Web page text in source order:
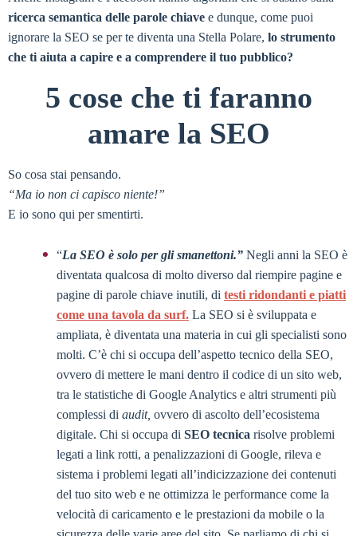
ricerca semantica delle parole chiave e dunque, come puoi
ignorare la SEO se per te diventa una Stella Polare, lo strumento
che ti aiuta a capire e a comprendere il tuo pubblico?
5 cose che ti faranno
amare la SEO
So cosa stai pensando.
“Ma io non ci capisco niente!”
E io sono qui per smentirti.
“La SEO è solo per gli smanettoni.” Negli anni la SEO è
diventata qualcosa di molto diverso dal riempire pagine e
pagine di parole chiave inutili, di testi ridondanti e piatti
come una tavola da surf. La SEO si è sviluppata e
ampliata, è diventata una materia in cui gli specialisti sono
molti. C’è chi si occupa dell’aspetto tecnico della SEO,
ovvero di mettere le mani dentro il codice di un sito web,
tra le statistiche di Google Analytics e altri strumenti più
complessi di audit, ovvero di ascolto dell’ecosistema
digitale. Chi si occupa di SEO tecnica risolve problemi
legati a link rotti, a penalizzazioni di Google, rileva e
sistema i problemi legati all’indicizzazione dei contenuti
del tuo sito web e ne ottimizza le performance come la
velocità di caricamento e le prestazioni da mobile o la